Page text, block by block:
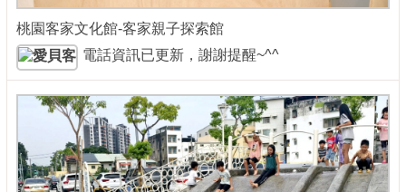
桃園客家文化館-客家親子探索館
電話資訊已更新，謝謝提醒~^^